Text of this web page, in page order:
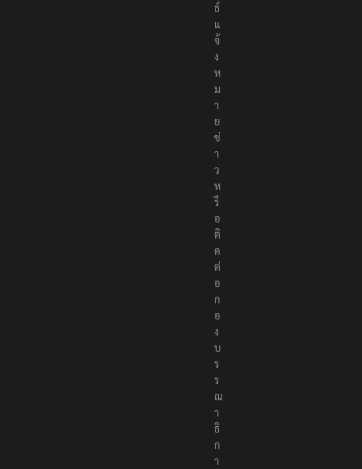
ธ์
แ
จ้
ง
ห
ม
า
ย
ข่
า
ว
ห
รื
อ
ติ
ด
ต่
อ
ก
อ
ง
บ
ร
ร
ณ
า
ธิ
ก
า